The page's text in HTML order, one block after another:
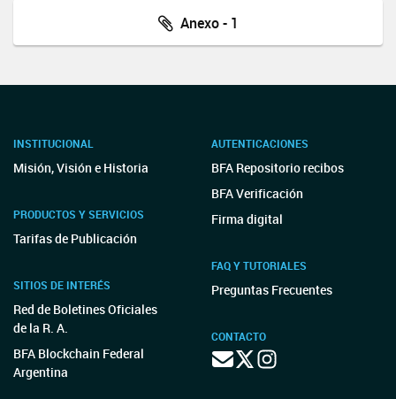
Anexo - 1
INSTITUCIONAL
Misión, Visión e Historia
PRODUCTOS Y SERVICIOS
Tarifas de Publicación
SITIOS DE INTERÉS
Red de Boletines Oficiales
de la R. A.
BFA Blockchain Federal
Argentina
AUTENTICACIONES
BFA Repositorio recibos
BFA Verificación
Firma digital
FAQ Y TUTORIALES
Preguntas Frecuentes
CONTACTO